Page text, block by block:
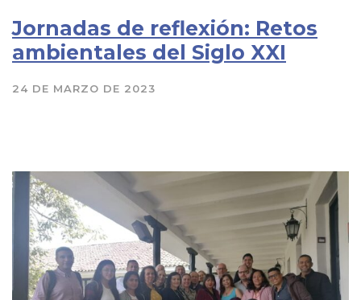
Jornadas de reflexión: Retos
ambientales del Siglo XXI
24 DE MARZO DE 2023